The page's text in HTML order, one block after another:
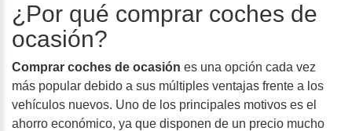
¿Por qué comprar coches de
ocasión?
Comprar coches de ocasión es una opción cada vez
más popular debido a sus múltiples ventajas frente a los
vehículos nuevos. Uno de los principales motivos es el
ahorro económico, ya que disponen de un precio mucho